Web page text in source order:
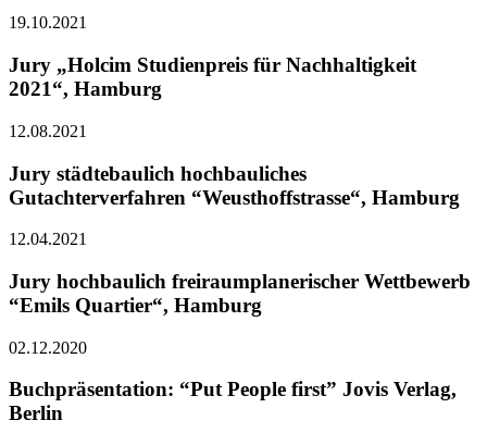
19.10.2021
Jury „Holcim Studienpreis für Nachhaltigkeit
2021“, Hamburg
12.08.2021
Jury städtebaulich hochbauliches
Gutachterverfahren “Weusthoffstrasse“, Hamburg
12.04.2021
Jury hochbaulich freiraumplanerischer Wettbewerb
“Emils Quartier“, Hamburg
02.12.2020
Buchpräsentation: “Put People first” Jovis Verlag,
Berlin